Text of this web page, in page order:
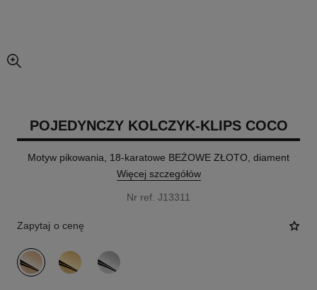
powiększony widok zdjęcia
POJEDYNCZY KOLCZYK-KLIPS COCO
Motyw pikowania, 18-karatowe BEŻOWE ZŁOTO, diament
Więcej szczegółów
Nr ref. J13311
Zapytaj o cenę
wariant (3)